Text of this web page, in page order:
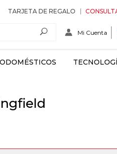
TARJETA DE REGALO
Mi Cuenta